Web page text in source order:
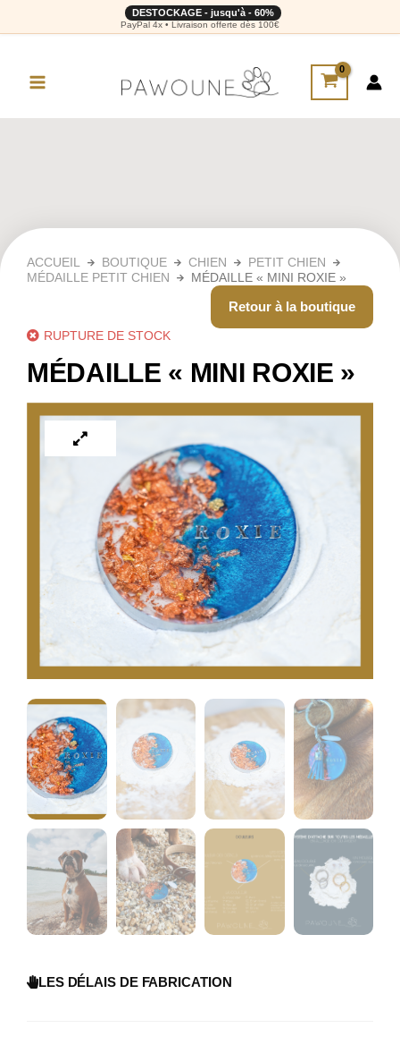
DESTOCKAGE - jusqu'à - 60%
PayPal 4x • Livraison offerte dès 100€
ACCUEIL BOUTIQUE CHIEN
PETIT CHIEN
MÉDAILLE PETIT CHIEN
MÉDAILLE « MINI ROXIE »
Retour à la boutique
RUPTURE DE STOCK
MÉDAILLE « MINI ROXIE »
LES DÉLAIS DE FABRICATION